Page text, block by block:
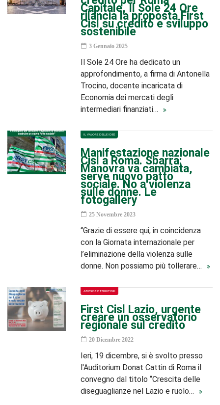
Capitale, Il Sole 24 Ore
rilancia la proposta First
Cisl su credito e sviluppo
sostenibile
3 Gennaio 2025
Il Sole 24 Ore ha dedicato un
approfondimento, a firma di Antonella
Trocino, docente incaricata di
Economia dei mercati degli
intermediari finanziati…
IL VALORE DELLE IDEE
Manifestazione nazionale
Cisl a Roma. Sbarra:
Manovra va cambiata,
serve nuovo patto
sociale. No a violenza
sulle donne. Le
fotogallery
25 Novembre 2023
“Grazie di essere qui, in coincidenza
con la Giornata internazionale per
l’eliminazione della violenza sulle
donne. Non possiamo più tollerare…
AZIENDE E TERRITORI
First Cisl Lazio, urgente
creare un osservatorio
regionale sul credito
20 Dicembre 2022
Ieri, 19 dicembre, si è svolto presso
l'Auditorium Donat Cattin di Roma il
convegno dal titolo “Crescita delle
diseguaglianze nel Lazio e ruolo…